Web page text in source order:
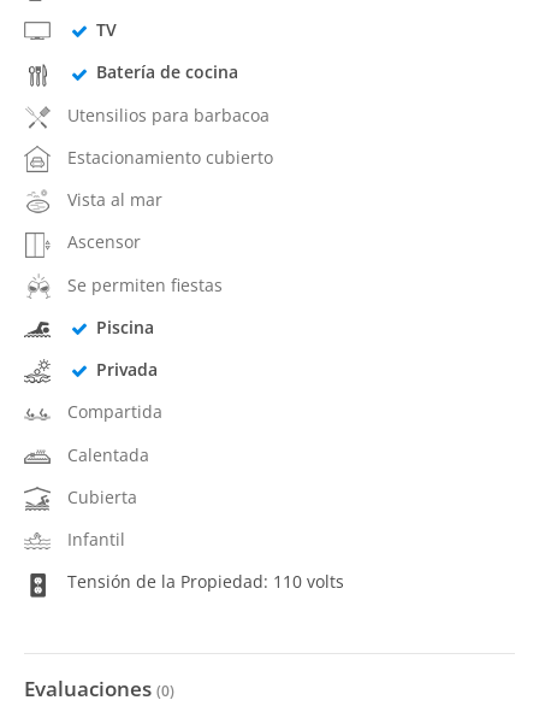
TV
Batería de cocina
Utensilios para barbacoa
Estacionamiento cubierto
Vista al mar
Ascensor
Se permiten fiestas
Piscina
Privada
Compartida
Calentada
Cubierta
Infantil
Tensión de la Propiedad: 110 volts
Evaluaciones (0)